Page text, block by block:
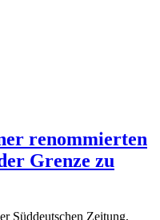
renommierten
Grenze zu
Süddeutschen Zeitung,